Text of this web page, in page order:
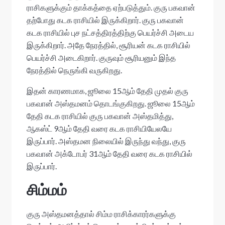
ராசிகளுக்கும் தாக்கத்தை ஏற்படுத்தும். குரு பகவான்
தற்போது கடக ராசியில் இருக்கிறார். குரு பகவான்
கடக ராசியில் புச நட்சத்திரத்திற்கு பெயர்ச்சி அடைய
இருக்கிறார். அதே நேரத்தில், சூரியன் கடக ராசியில்
பெயர்ச்சி அடைகிறார். குருவும் சூரியனும் இந்த
நேரத்தில் நெருங்கி வருகிறது.
இதன் காரணமாக, ஜூலை 15ஆம் தேதி முதல் குரு
பகவான் அஸ்தமனம் தொடங்குகிறது. ஜூலை 15ஆம்
தேதி கடக ராசியில் குரு பகவான் அஸ்தமித்து,
ஆகஸ்ட் 9ஆம் தேதி வரை கடக ராசியியேலயே
இருப்பார். அஸ்தமன நிலையில் இருந்து வந்து, குரு
பகவான் அக்டோபர் 31ஆம் தேதி வரை கடக ராசியில்
இருப்பார்.
சிம்மம்
குரு அஸ்தமனத்தால் சிம்ம ராசிக்காரர்களுக்கு